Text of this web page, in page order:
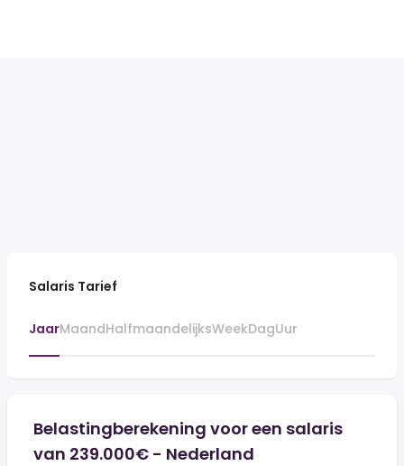
Salaris Tarief
JaarMaandHalfmaandelijksWeekDagUur
Belastingberekening voor een salaris
van 239.000€ - Nederland